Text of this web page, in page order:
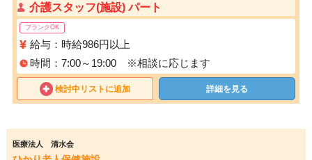
介護スタッフ(施設) パート
ブランクOK
給与：時給986円以上
時間：7:00～19:00 ※相談に応じます
検討中リストに追加 詳細を見る
医療法人 清水会